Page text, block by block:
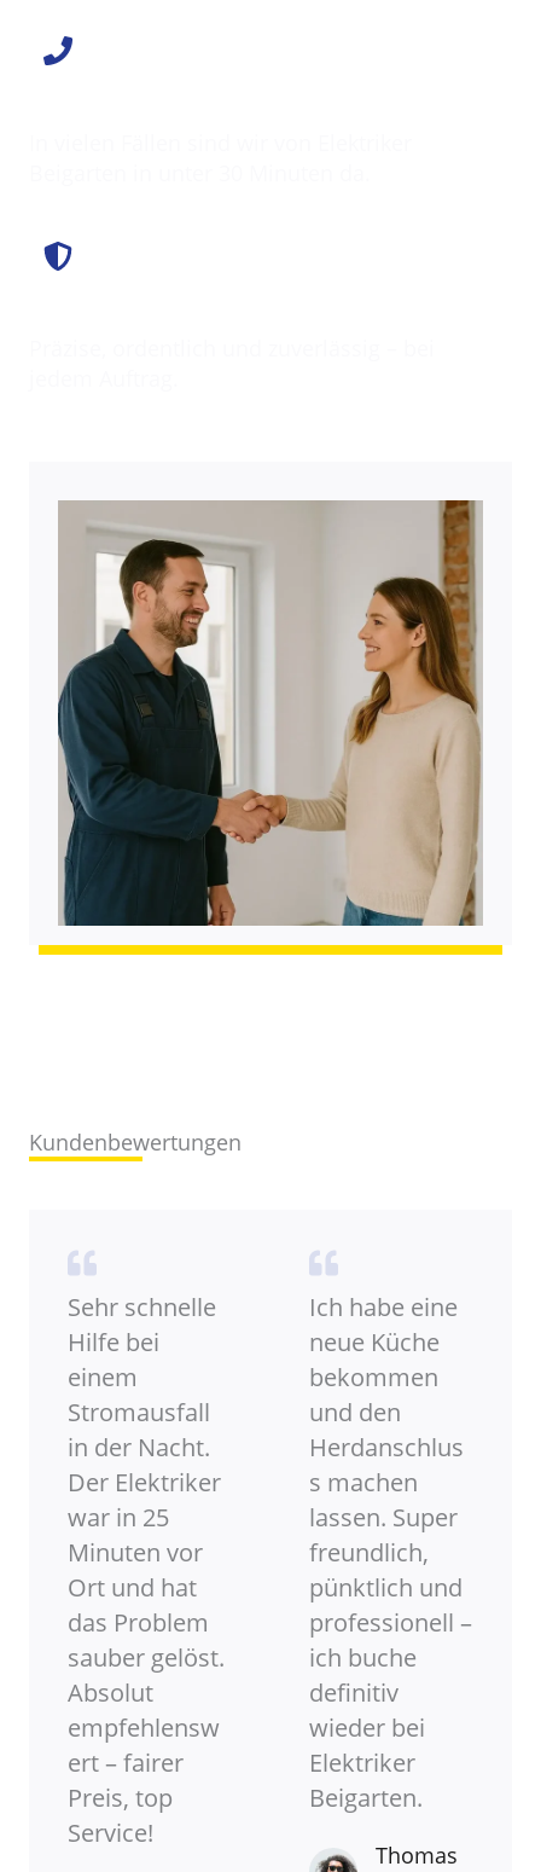
Kundenbewertungen
Sehr schnelle
Hilfe bei
einem
Stromausfall
in der Nacht.
Der Elektriker
war in 25
Minuten vor
Ort und hat
das Problem
sauber gelöst.
Absolut
empfehlensw
ert – fairer
Preis, top
Service!
Ich habe eine
neue Küche
bekommen
und den
Herdanschlus
s machen
lassen. Super
freundlich,
pünktlich und
professionell –
ich buche
definitiv
wieder bei
Elektriker
Beigarten.
Thomas